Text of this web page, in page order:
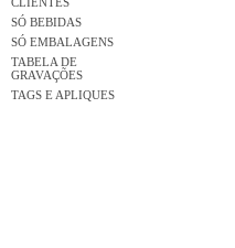
SÓ BEBIDAS
SÓ EMBALAGENS
TABELA DE
GRAVAÇÕES
TAGS E APLIQUES